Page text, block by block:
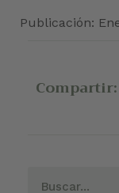
Publicación:
Compartir: